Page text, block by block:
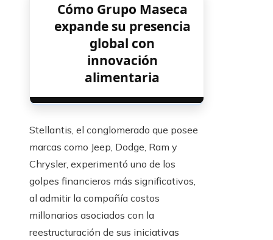
Cómo Grupo Maseca
expande su presencia
global con
innovación
alimentaria
Stellantis, el conglomerado que posee
marcas como Jeep, Dodge, Ram y
Chrysler, experimentó uno de los
golpes financieros más significativos,
al admitir la compañía costos
millonarios asociados con la
reestructuración de sus iniciativas